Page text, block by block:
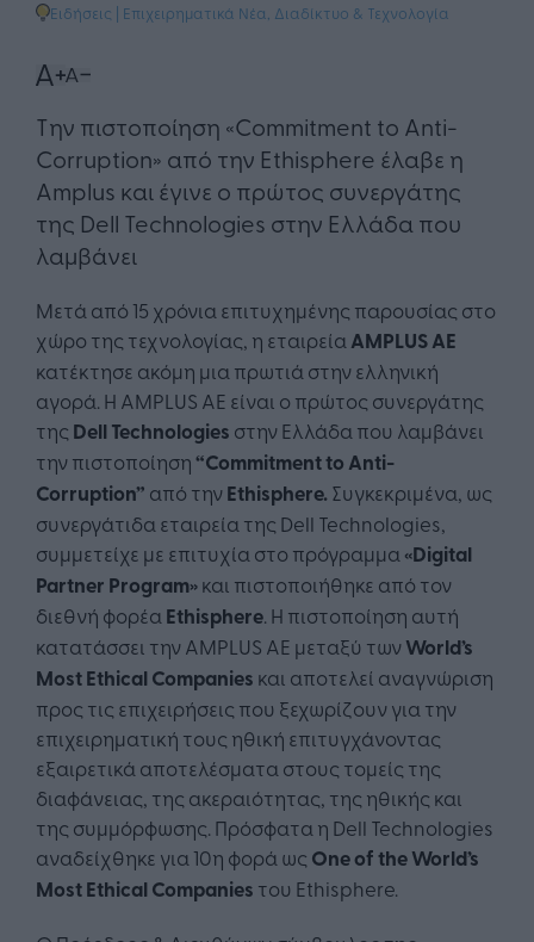
Ειδήσεις | Επιχειρηματικά Νέα Διαδίκτυο & Τεχνολογία
Tην πιστοποίηση «Commitment to Anti-
Corruption» από την Ethisphere έλαβε η
Amplus και έγινε ο πρώτος συνεργάτης
της Dell Technologies στην Ελλάδα που
λαμβάνει
Μετά από 15 χρόνια επιτυχημένης παρουσίας στο
χώρο της τεχνολογίας, η εταιρεία AMPLUSAE
κατέκτησε ακόμη μια πρωτιά στην ελληνική
αγορά. Η AMPLUS ΑΕ είναι ο πρώτος συνεργάτης
της Dell Technologies στην Ελλάδα που λαμβάνει
την πιστοποίηση“Commitment to Anti-
Corruption” από τηνEthisphere.Συγκεκριμένα, ως
συνεργάτιδα εταιρεία της Dell Technologies,
συμμετείχε με επιτυχία στο πρόγραμμα «Digital
Partner Program»και πιστοποιήθηκε από τον
διεθνή φορέα Ethisphere. Η πιστοποίηση αυτή
κατατάσσει την AMPLUS ΑΕ μεταξύ τωνWorld’s
Most Ethical Companies και αποτελεί αναγνώριση
προς τις επιχειρήσεις που ξεχωρίζουν για την
επιχειρηματική τους ηθική επιτυγχάνοντας
εξαιρετικά αποτελέσματα στους τομείς της
διαφάνειας, της ακεραιότητας, της ηθικής και
της συμμόρφωσης. Πρόσφατα η Dell Technologies
αναδείχθηκε για 10η φορά ως One of the World’s
Most Ethical Companies του Ethisphere.